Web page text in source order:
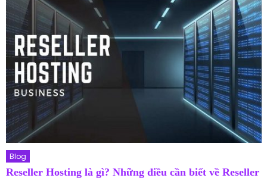
Blog
Reseller Hosting là gì? Những điều cần biết về Reseller